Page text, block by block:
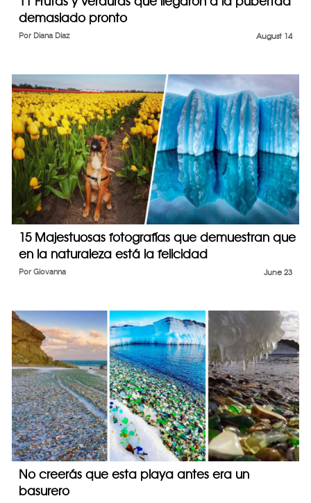
demasiado pronto
August 14
Por Diana Diaz
15 Majestuosas fotografías que demuestran que
en la naturaleza está la felicidad
June 23
Por Giovanna
No creerás que esta playa antes era un
basurero